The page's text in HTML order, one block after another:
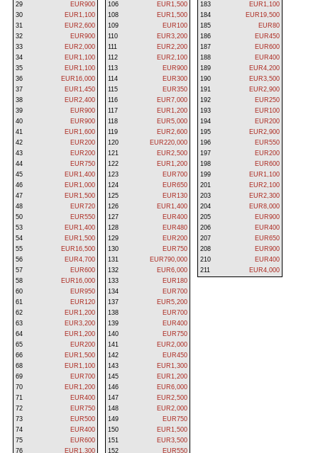
29
EUR900
30
EUR1,100
31
EUR2,600
32
EUR900
33
EUR2,000
34
EUR1,100
35
EUR1,100
36
EUR16,000
37
EUR1,450
38
EUR2,400
39
EUR900
40
EUR900
41
EUR1,600
42
EUR200
43
EUR200
44
EUR750
45
EUR1,400
46
EUR1,000
47
EUR1,500
48
EUR720
50
EUR550
53
EUR1,400
54
EUR1,500
55
EUR16,500
56
EUR4,700
57
EUR600
58
EUR16,000
60
EUR950
61
EUR120
62
EUR1,200
63
EUR3,200
64
EUR1,200
65
EUR200
66
EUR1,500
68
EUR1,100
69
EUR700
70
EUR1,200
71
EUR400
72
EUR750
73
EUR500
74
EUR400
75
EUR600
76
EUR1,300
106
EUR1,500
108
EUR1,500
109
EUR100
110
EUR3,200
111
EUR2,200
112
EUR2,100
113
EUR900
114
EUR300
115
EUR350
116
EUR7,000
117
EUR1,200
118
EUR5,000
119
EUR2,600
120
EUR220,000
121
EUR2,500
122
EUR1,200
123
EUR700
124
EUR650
125
EUR130
126
EUR1,400
127
EUR400
128
EUR480
129
EUR200
130
EUR750
131
EUR790,000
132
EUR6,000
133
EUR180
134
EUR700
137
EUR5,200
138
EUR700
139
EUR400
140
EUR750
141
EUR2,000
142
EUR450
143
EUR1,300
145
EUR1,200
146
EUR6,000
147
EUR2,500
148
EUR2,000
149
EUR750
150
EUR1,500
151
EUR3,500
152
EUR550
183
EUR1,100
184
EUR19,500
185
EUR80
186
EUR450
187
EUR600
188
EUR400
189
EUR4,200
190
EUR3,500
191
EUR2,900
192
EUR250
193
EUR100
194
EUR200
195
EUR2,900
196
EUR550
197
EUR200
198
EUR600
199
EUR1,100
201
EUR2,100
203
EUR2,300
204
EUR8,000
205
EUR900
206
EUR400
207
EUR650
208
EUR900
210
EUR400
211
EUR4,000